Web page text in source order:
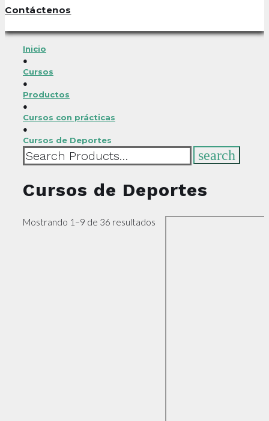
Contáctenos
Inicio
●
Cursos
●
Productos
●
Cursos con prácticas
●
Cursos de Deportes
Search
for:
search
Cursos de Deportes
Mostrando 1–9 de 36 resultados